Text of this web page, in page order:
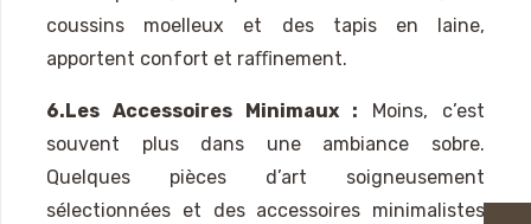
coussins moelleux et des tapis en laine,
apportent confort et raﬃnement.
6.Les Accessoires Minimaux : Moins, c’est
souvent plus dans une ambiance sobre.
Quelques pièces d’art soigneusement
sélectionnées et des accessoires minimalistes